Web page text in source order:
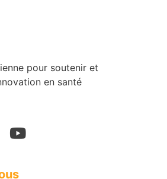
pour soutenir et
en santé